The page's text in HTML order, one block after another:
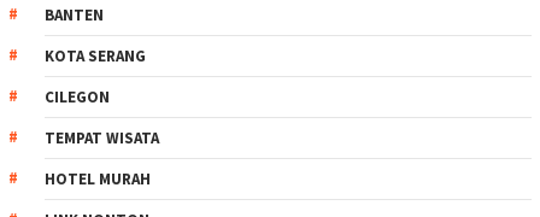
BANTEN
KOTA SERANG
CILEGON
TEMPAT WISATA
HOTEL MURAH